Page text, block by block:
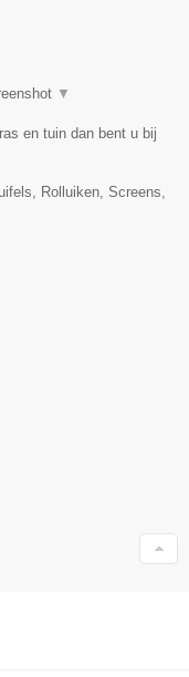
▼
en tuin dan bent u bij
Rolluiken, Screens,